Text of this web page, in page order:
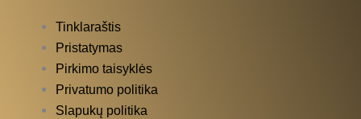
Tinklaraštis
Pristatymas
Pirkimo taisyklės
Privatumo politika
Slapukų politika